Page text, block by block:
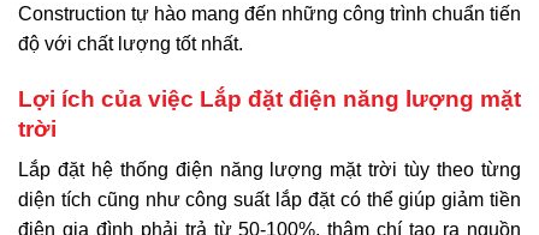
Construction tự hào mang đến những công trình chuẩn tiến
độ với chất lượng tốt nhất.
Lợi ích của việc Lắp đặt điện năng lượng mặt
trời
Lắp đặt hệ thống điện năng lượng mặt trời tùy theo từng
diện tích cũng như công suất lắp đặt có thể giúp giảm tiền
điện gia đình phải trả từ 50-100%, thậm chí tạo ra nguồn